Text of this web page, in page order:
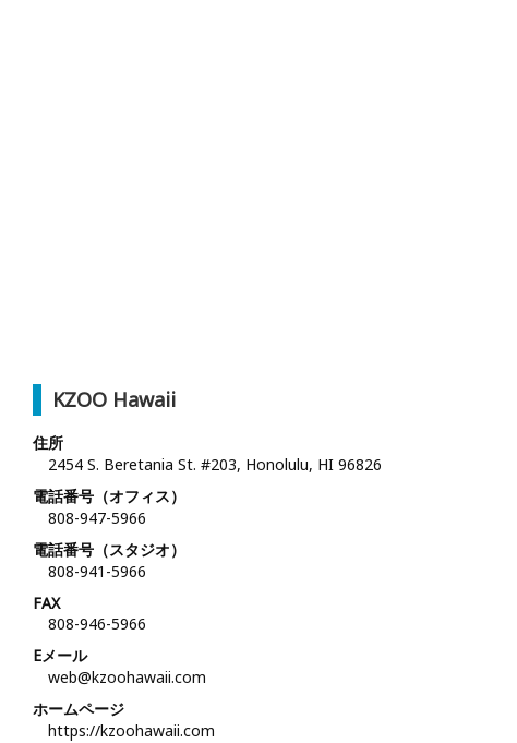
KZOO Hawaii
住所
2454 S. Beretania St. #203, Honolulu, HI 96826
電話番号（オフィス）
808-947-5966
電話番号（スタジオ）
808-941-5966
FAX
808-946-5966
Eメール
web@kzoohawaii.com
ホームページ
https://kzoohawaii.com